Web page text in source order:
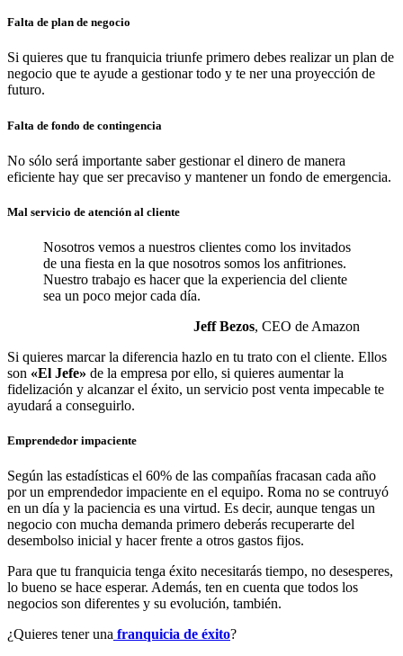
Falta de plan de negocio
Si quieres que tu franquicia triunfe primero debes realizar un plan de
negocio que te ayude a gestionar todo y te ner una proyección de
futuro.
Falta de fondo de contingencia
No sólo será importante saber gestionar el dinero de manera
eficiente hay que ser precaviso y mantener un fondo de emergencia.
Mal servicio de atención al cliente
Nosotros vemos a nuestros clientes como los invitados
de una fiesta en la que nosotros somos los anfitriones.
Nuestro trabajo es hacer que la experiencia del cliente
sea un poco mejor cada día.
Jeff Bezos, CEO de Amazon
Si quieres marcar la diferencia hazlo en tu trato con el cliente. Ellos
son «El Jefe» de la empresa por ello, si quieres aumentar la
fidelización y alcanzar el éxito, un servicio post venta impecable te
ayudará a conseguirlo.
Emprendedor impaciente
Según las estadísticas el 60% de las compañías fracasan cada año
por un emprendedor impaciente en el equipo. Roma no se contruyó
en un día y la paciencia es una virtud. Es decir, aunque tengas un
negocio con mucha demanda primero deberás recuperarte del
desembolso inicial y hacer frente a otros gastos fijos.
Para que tu franquicia tenga éxito necesitarás tiempo, no desesperes,
lo bueno se hace esperar. Además, ten en cuenta que todos los
negocios son diferentes y su evolución, también.
¿Quieres tener una franquicia de éxito?